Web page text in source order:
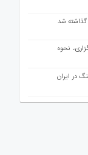
گذاشته شد
زمان برگزاری، نحوه
در ایران